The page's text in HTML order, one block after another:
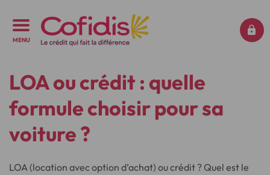
MENU
LOA ou crédit : quelle
formule choisir pour sa
voiture ?
LOA (location avec option d’achat) ou crédit ? Quel est le